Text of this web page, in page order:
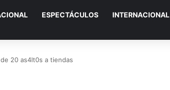
ESPECTÁCULOS INTERNACIONAL
20 as4lt0s a tiendas